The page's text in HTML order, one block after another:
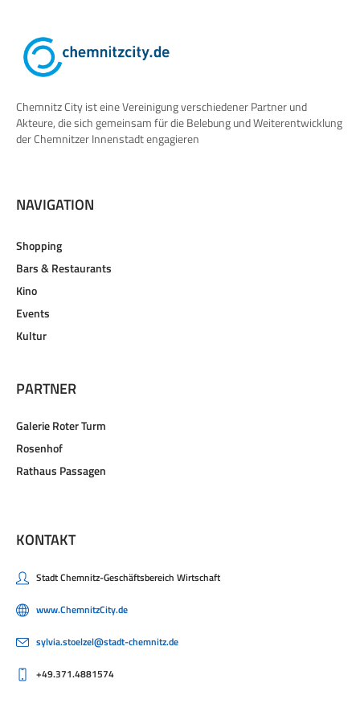
Chemnitz City ist eine Vereinigung verschiedener Partner und
Akteure, die sich gemeinsam für die Belebung und Weiterentwicklung
der Chemnitzer Innenstadt engagieren
NAVIGATION
Shopping
Bars & Restaurants
Kino
Events
Kultur
PARTNER
Galerie Roter Turm
Rosenhof
Rathaus Passagen
KONTAKT
Stadt Chemnitz-Geschäftsbereich Wirtschaft
www.ChemnitzCity.de
sylvia.stoelzel@stadt-chemnitz.de
+49.371.4881574